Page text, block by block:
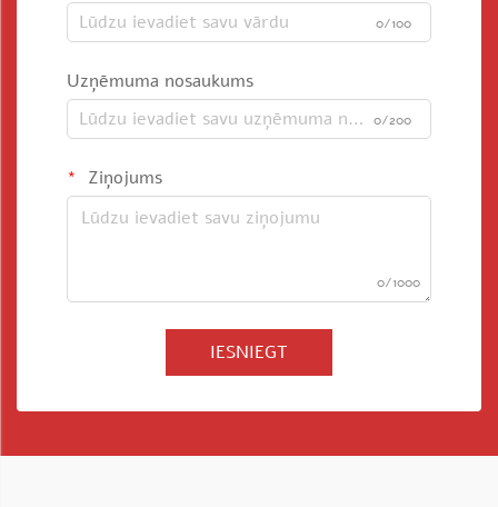
0/100
Uzņēmuma nosaukums
0/200
Ziņojums
0/1000
IESNIEGT